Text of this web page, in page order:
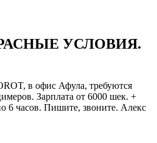
УСЛОВИЯ.
в офис Афула, требуются
Зарплата от 6000 шек. +
6 часов. Пишите, звоните. Алекс